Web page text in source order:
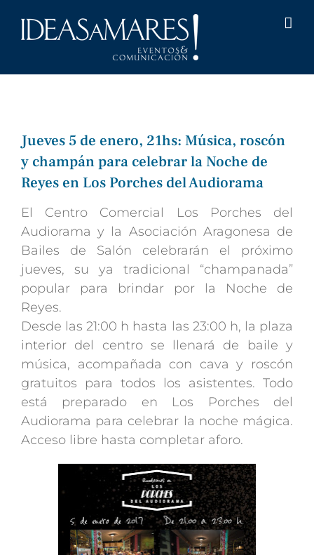
Jueves 5 de enero, 21hs: Música, roscón
y champán para celebrar la Noche de
Reyes en Los Porches del Audiorama
El Centro Comercial Los Porches del
Audiorama y la Asociación Aragonesa de
Bailes de Salón celebrarán el próximo
jueves, su ya tradicional “champanada”
popular para brindar por la Noche de
Reyes.
Desde las 21:00 h hasta las 23:00 h, la plaza
interior del centro se llenará de baile y
música, acompañada con cava y roscón
gratuitos para todos los asistentes. Todo
está preparado en Los Porches del
Audiorama para celebrar la noche mágica.
Acceso libre hasta completar aforo.